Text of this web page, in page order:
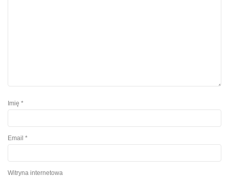
Imię *
Email *
Witryna internetowa